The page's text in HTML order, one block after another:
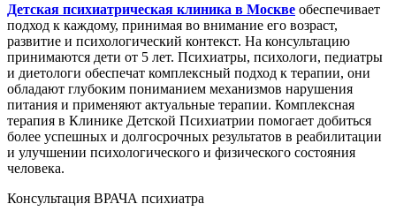
Детская психиатрическая клиника в Москве обеспечивает
подход к каждому, принимая во внимание его возраст,
развитие и психологический контекст. На консультацию
принимаются дети от 5 лет. Психиатры, психологи, педиатры
и диетологи обеспечат комплексный подход к терапии, они
обладают глубоким пониманием механизмов нарушения
питания и применяют актуальные терапии. Комплексная
терапия в Клинике Детской Психиатрии помогает добиться
более успешных и долгосрочных результатов в реабилитации
и улучшении психологического и физического состояния
человека.
Консультация ВРАЧА психиатра